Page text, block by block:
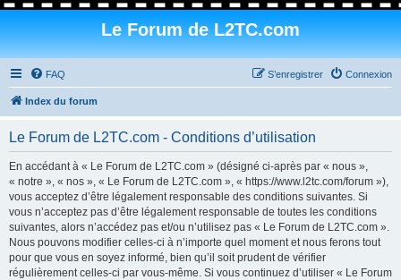
Le Forum de L2TC.com
FAQ Connexion
S’enregistrer
Index du forum
Le Forum de L2TC.com - Conditions d’utilisation
En accédant à « Le Forum de L2TC.com » (désigné ci-après par « nous »,
« notre », « nos », « Le Forum de L2TC.com », « https://www.l2tc.com/forum »),
vous acceptez d’être légalement responsable des conditions suivantes. Si
vous n’acceptez pas d’être légalement responsable de toutes les conditions
suivantes, alors n’accédez pas et/ou n’utilisez pas « Le Forum de L2TC.com ».
Nous pouvons modifier celles-ci à n’importe quel moment et nous ferons tout
pour que vous en soyez informé, bien qu’il soit prudent de vérifier
régulièrement celles-ci par vous-même. Si vous continuez d’utiliser « Le Forum